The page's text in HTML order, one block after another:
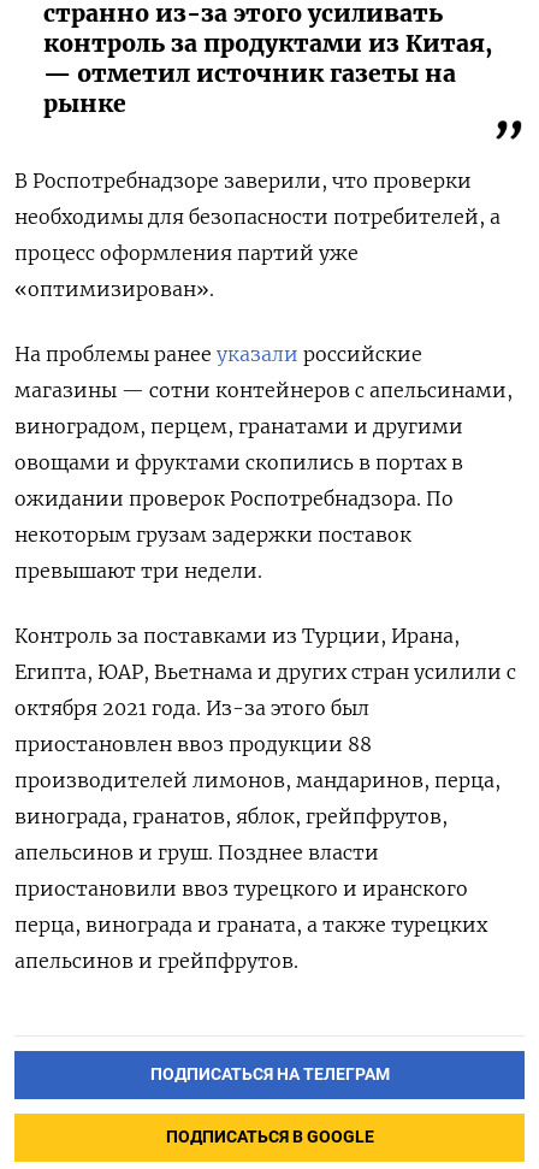
странно из-за этого усиливать
контроль за продуктами из Китая,
— отметил источник газеты на
рынке
В Роспотребнадзоре заверили, что проверки
необходимы для безопасности потребителей, а
процесс оформления партий уже
«оптимизирован».
На проблемы ранее указали российские
магазины — сотни контейнеров с апельсинами,
виноградом, перцем, гранатами и другими
овощами и фруктами скопились в портах в
ожидании проверок Роспотребнадзора. По
некоторым грузам задержки поставок
превышают три недели.
Контроль за поставками из Турции, Ирана,
Египта, ЮАР, Вьетнама и других стран усилили с
октября 2021 года. Из-за этого был
приостановлен ввоз продукции 88
производителей лимонов, мандаринов, перца,
винограда, гранатов, яблок, грейпфрутов,
апельсинов и груш. Позднее власти
приостановили ввоз турецкого и иранского
перца, винограда и граната, а также турецких
апельсинов и грейпфрутов.
ПОДПИСАТЬСЯ НА ТЕЛЕГРАМ
ПОДПИСАТЬСЯ В GOOGLE